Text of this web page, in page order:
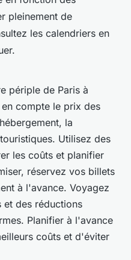
pleinement de
les calendriers en
périple de Paris à
en compte le prix des
la
Utilisez des
les coûts et planifier
réservez vos billets
à l'avance. Voyagez
et des réductions
Planifier à l'avance
coûts et d'éviter